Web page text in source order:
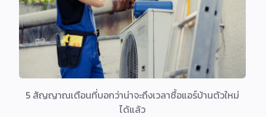
5 สัญญาณเตือนที่บอกว่าน่าจะถึงเวลาซื้อแอร์บ้านตัวใหม่
ได้แล้ว